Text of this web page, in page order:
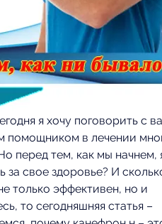
я хочу поговорить с
помощником в лечении
перед тем, как мы начнем,
за свое здоровье? И
только эффективен, но и
то сегодняшняя статья –